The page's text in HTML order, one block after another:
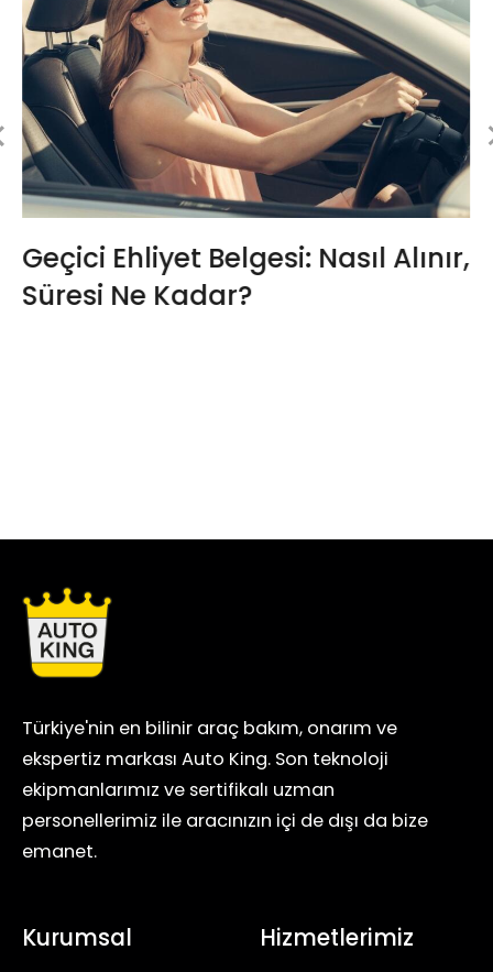
Geçici Ehliyet Belgesi: Nasıl Alınır,
Süresi Ne Kadar?
Türkiye'nin en bilinir araç bakım, onarım ve
ekspertiz markası Auto King. Son teknoloji
ekipmanlarımız ve sertifikalı uzman
personellerimiz ile aracınızın içi de dışı da bize
emanet.
Kurumsal Hizmetlerimiz